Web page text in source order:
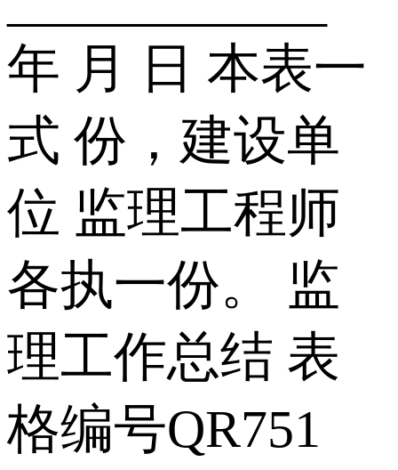
年 月 日 本表一
式 份，建设单
位 监理工程师
各执一份。 监
理工作总结 表
格编号QR751